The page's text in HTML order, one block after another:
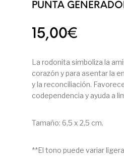
CONSUMO
PUNTA
15,00€
La rodonita simboliza la
corazón y para asentar la
y la reconciliación.
codependencia y ayuda a
Tamaño: 6,5 x 2,5 cm.
**El tono puede variar